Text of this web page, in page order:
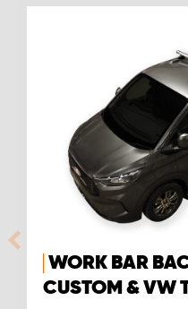
WORK BAR
CUSTOM & VW